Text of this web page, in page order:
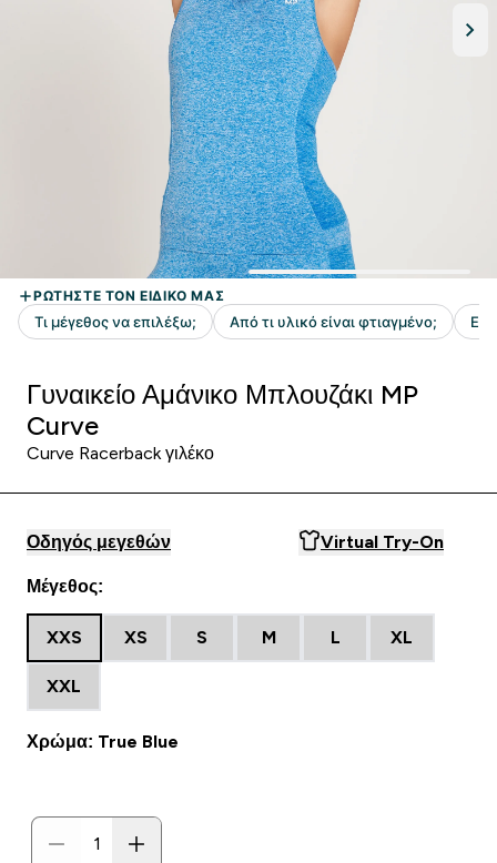
Γυναικείο Αμάνικο Μπλουζάκι MP
Curve
Curve Racerback γιλέκο
Οδηγός μεγεθών Virtual Try-On
Μέγεθος:
XXS XS S M L XL
XXL
Χρώμα: True Blue